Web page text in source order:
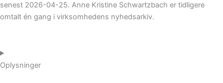
senest 2026-04-25. Anne Kristine Schwartzbach er tidligere
omtalt én gang i virksomhedens nyhedsarkiv.
Oplysninger